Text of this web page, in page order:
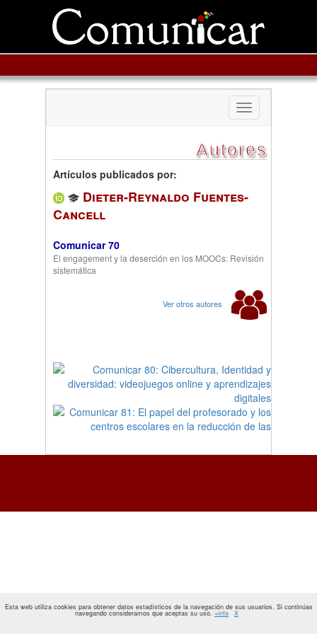
Toggle
navigation
Autores
Artículos publicados por:
Dieter-Reynaldo Fuentes-
Cancell
Comunicar 70
El engagement y la deserción en los MOOCs: Revisión
sistemática
Ver otros autores
Esta web utiliza cookies para obtener datos estadísticos de la navegación de sus usuarios. Si continúas
navegando consideramos que aceptas su uso. +info X